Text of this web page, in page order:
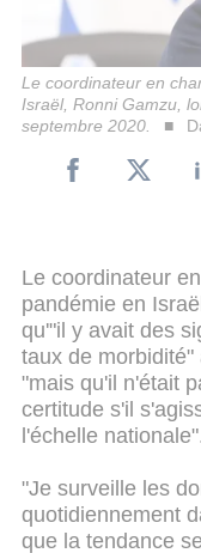
Le coordinateur en
Israël, Ronni Gamzu,
septembre 2020.
Le coordinateur
pandémie en
qu'"il y avait des
taux de
"mais qu'il n'était
certitude s'il
l'échelle
"Je surveille les
quotidiennement
que la tendance